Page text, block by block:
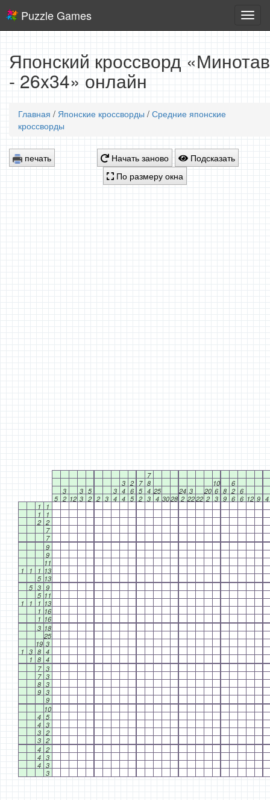
игры
Puzzle Games
Японский кроссворд
- 26x34» онлайн
Главная / Японские кроссворды / Средние японские
кроссворды
печать Начать заново
Подсказать
По размеру окна
7
3 2 7 8 10
6
3
3 5 3 4 6 5 4 25 24 3 20 6 8 2 6
5 2 12 3 2 2 3 4 4 5 2 3 4 3028 2 2222 2 3 9 6 6 12 9 4
1
1
1
1
2 2
7
7
9
9
11
1
1 1 13
5 13
5 3 9
5 11
1
1 1 13
1 16
1 16
3 18
25
19 3
1 3 8 4
1 8 4
7 3
7 3
8 3
9 3
9
10
4 5
4 3
3 2
3 2
4 2
4 3
4 3
3